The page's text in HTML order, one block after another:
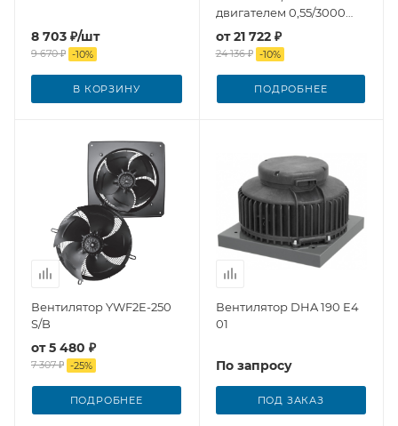
8 703 ₽/шт
9 670₽ -10%
В КОРЗИНУ
двигателем 0,55/3000
Тепломаш
от21 722 ₽
24 136 ₽ -10%
ПОДРОБНЕЕ
Вентилятор YWF2E-250
S/B
от5 480 ₽
7 307 ₽ -25%
ПОДРОБНЕЕ
Вентилятор DHA 190 E4
01
По запросу
ПОД ЗАКАЗ